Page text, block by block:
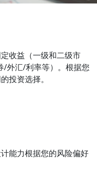
收益（一级和二级市
/外汇/利率等）。根据您
投资选择。
能力根据您的风险偏好